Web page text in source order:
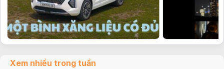
Xem nhiều trong tuần